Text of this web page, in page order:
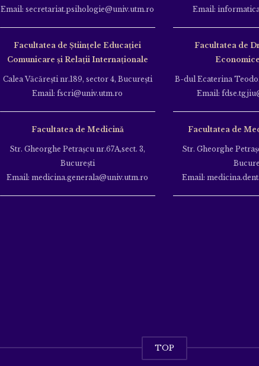
Email: secretariat.psihologie@univ.utm.ro
Facultatea de Ştiinţele Educației
Comunicare și Relații Internaționale
Calea Văcăreşti nr.189, sector 4, Bucureşti
Email: fscri@univ.utm.ro
Facultatea de Medicină
Str. Gheorghe Petraşcu nr.67A,sect. 3,
Bucureşti
Email: medicina.generala@univ.utm.ro
Email:
Facultatea de
B-dul Ecaterina
Email:
Facultatea de
Str. Gheorghe
Email:
TOP